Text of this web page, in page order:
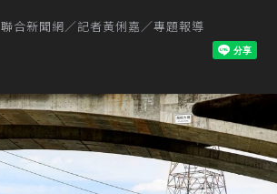
聯合新聞網／記者黃俐嘉／專題報導